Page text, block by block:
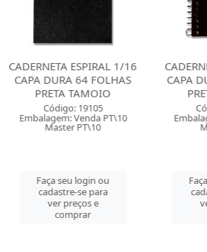
CADERNETA ESPIRAL 1/16
CAPA DURA 64 FOLHAS
PRETA TAMOIO
Código: 19105
Embalagem: Venda PT\10
Master PT\10
Faça seu login ou
cadastre-se para
ver preços e
comprar
CAPA
Faça